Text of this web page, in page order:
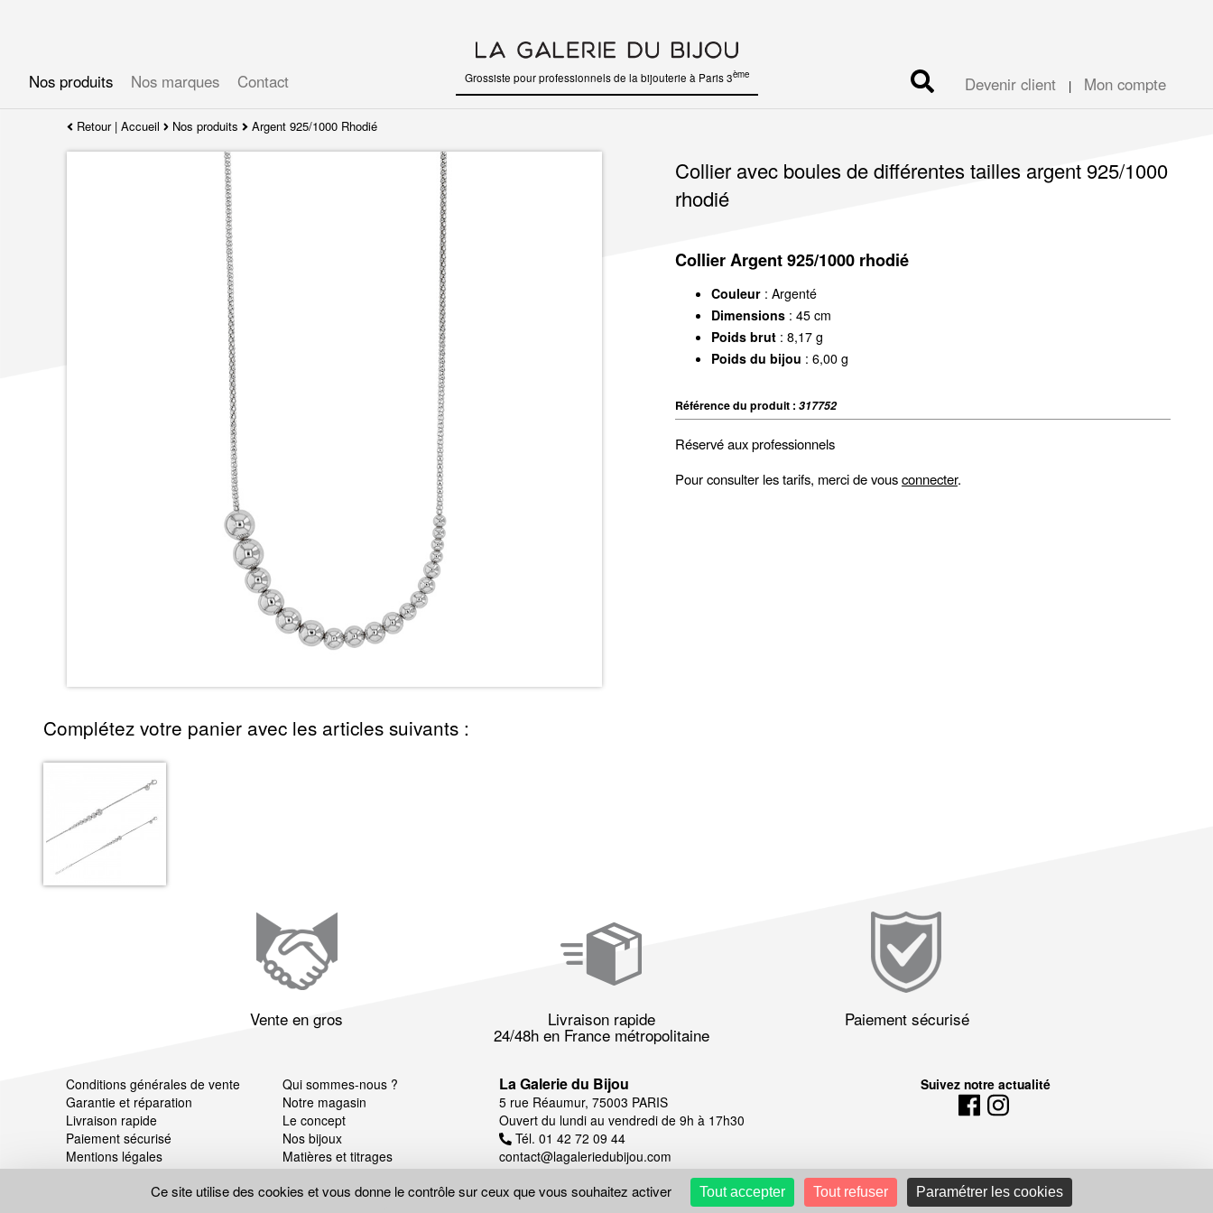
Nos produits Nos marques Contact Devenir client | Mon compte
Grossiste pour professionnels de la bijouterie à Paris 3ème
Retour| Accueil Nos produits Argent 925/1000 Rhodié
Collier avec boules de différentes tailles argent 925/1000
rhodié
Collier Argent 925/1000 rhodié
Couleur: Argenté
Dimensions: 45 cm
Poids brut: 8,17 g
Poids du bijou : 6,00 g
Référence du produit : 317752
Réservé aux professionnels
Pour consulter les tarifs, merci de vousconnecter.
Complétez votre panier avec les articles suivants :
Vente en gros Livraison rapide
24/48h en France métropolitaine
Paiement sécurisé
Conditions générales de vente
Garantie et réparation
Livraison rapide
Paiement sécurisé
Mentions légales
Gestion des cookies
Qui sommes-nous ?
Notre magasin
Le concept
Nos bijoux
Matières et titrages
La Galerie du Bijou
5 rue Réaumur, 75003 PARIS
Ouvert du lundi au vendredi de 9h à 17h30
Tél. 01 42 72 09 44
contact@lagaleriedubijou.com
Suivez notre actualité
Ce site utilise des cookies et vous donne le contrôle sur ceux que vous souhaitez activer Tout accepter Tout refuser Paramétrer les cookies